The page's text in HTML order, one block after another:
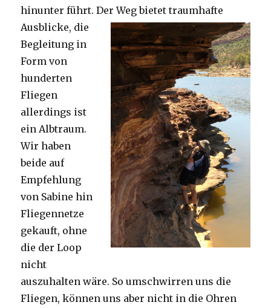
hinunter führt. Der Weg bietet traumhafte
Ausblicke, die
Begleitung in
Form von
hunderten
Fliegen
allerdings ist
ein Albtraum.
Wir haben
beide auf
Empfehlung
von Sabine hin
Fliegennetze
gekauft, ohne
die der Loop
nicht
auszuhalten wäre. So umschwirren uns die
Fliegen, können uns aber nicht in die Ohren